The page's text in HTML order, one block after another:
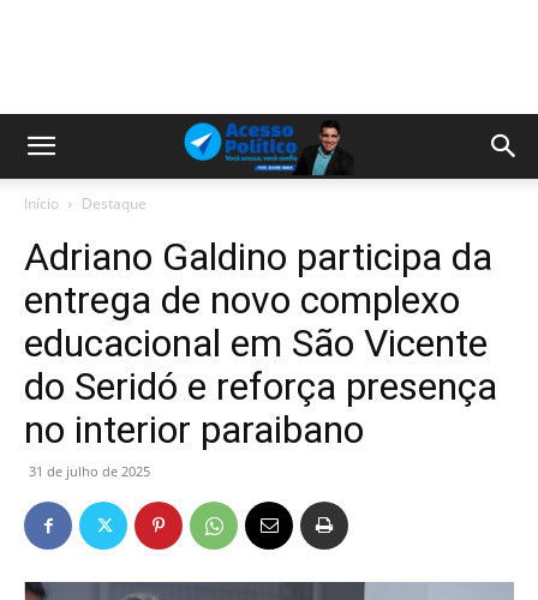
Início Destaque
Adriano Galdino participa da
entrega de novo complexo
educacional em São Vicente
do Seridó e reforça presença
no interior paraibano
31 de julho de 2025